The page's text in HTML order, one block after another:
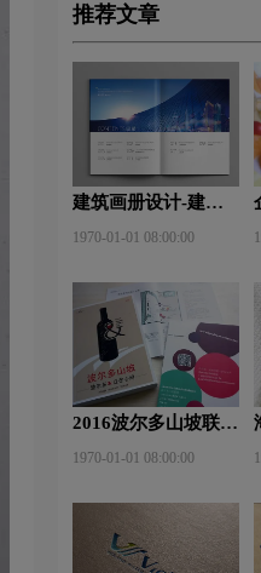
推荐文章
建筑画册设计-建筑
什么？有什么作用？
1970-01-01 08:00:00
2016波尔多山坡联
1970-01-01 08:00:00